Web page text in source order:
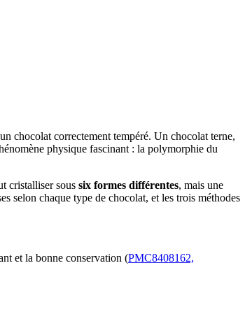
chocolat correctement tempéré. Un chocolat terne,
physique fascinant : la polymorphie du
cristalliser sous six formes différentes, mais une
selon chaque type de chocolat, et les trois méthodes
et la bonne conservation (PMC8408162,